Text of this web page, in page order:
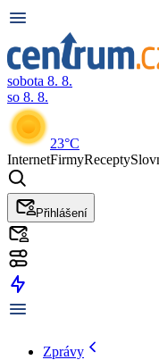
sobota 8. 8.
so 8. 8.
23°C
InternetFirmyRecepty
Přihlášení
Zprávy